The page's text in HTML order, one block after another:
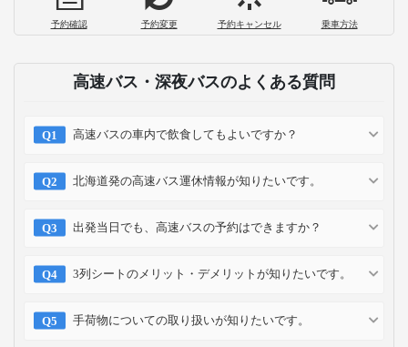
予約確認 予約変更 予約キャンセル 乗車方法
高速バス・深夜バスのよくある質問
高速バスの車内で飲食してもよいですか？
北海道発の高速バス運休情報が知りたいです。
出発当日でも、高速バスの予約はできますか？
3列シートのメリット・デメリットが知りたいです。
手荷物についての取り扱いが知りたいです。